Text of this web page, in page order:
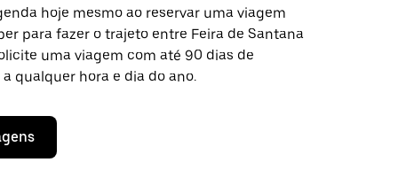
hoje mesmo ao reservar uma viagem
para fazer o trajeto entre Feira de Santana
uma viagem com até 90 dias de
qualquer hora e dia do ano.